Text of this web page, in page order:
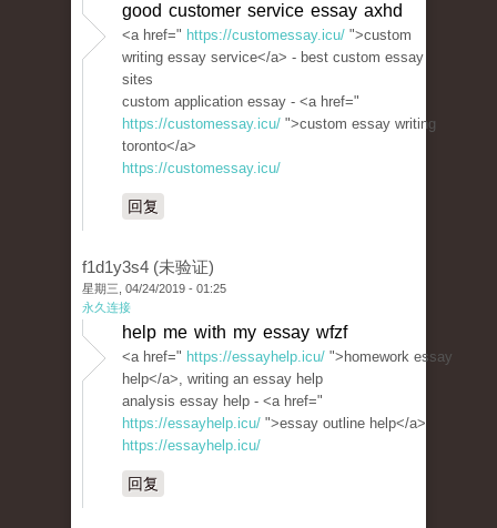
good customer service essay axhd
<a href=" https://customessay.icu/ ">custom
writing essay service</a> - best custom essay
sites
custom application essay - <a href="
https://customessay.icu/ ">custom essay writing
toronto</a>
https://customessay.icu/
回复
f1d1y3s4 (未验证)
星期三, 04/24/2019 - 01:25
永久连接
help me with my essay wfzf
<a href=" https://essayhelp.icu/ ">homework essay
help</a>, writing an essay help
analysis essay help - <a href="
https://essayhelp.icu/ ">essay outline help</a>
https://essayhelp.icu/
回复